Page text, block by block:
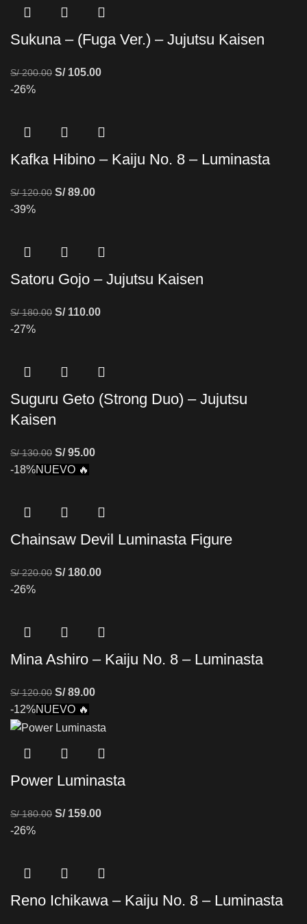
Sukuna – (Fuga Ver.) – Jujutsu Kaisen
S/200.00 S/105.00
-26%
Kafka Hibino – Kaiju No. 8 – Luminasta
S/120.00 S/89.00
-39%
Satoru Gojo – Jujutsu Kaisen
S/180.00 S/110.00
-27%
Suguru Geto (Strong Duo) – Jujutsu
Kaisen
S/130.00 S/95.00
-18%NUEVO 🔥
Chainsaw Devil Luminasta Figure
S/220.00 S/180.00
-26%
Mina Ashiro – Kaiju No. 8 – Luminasta
S/120.00 S/89.00
-12%NUEVO 🔥
Power Luminasta
S/180.00 S/159.00
-26%
Reno Ichikawa – Kaiju No. 8 – Luminasta